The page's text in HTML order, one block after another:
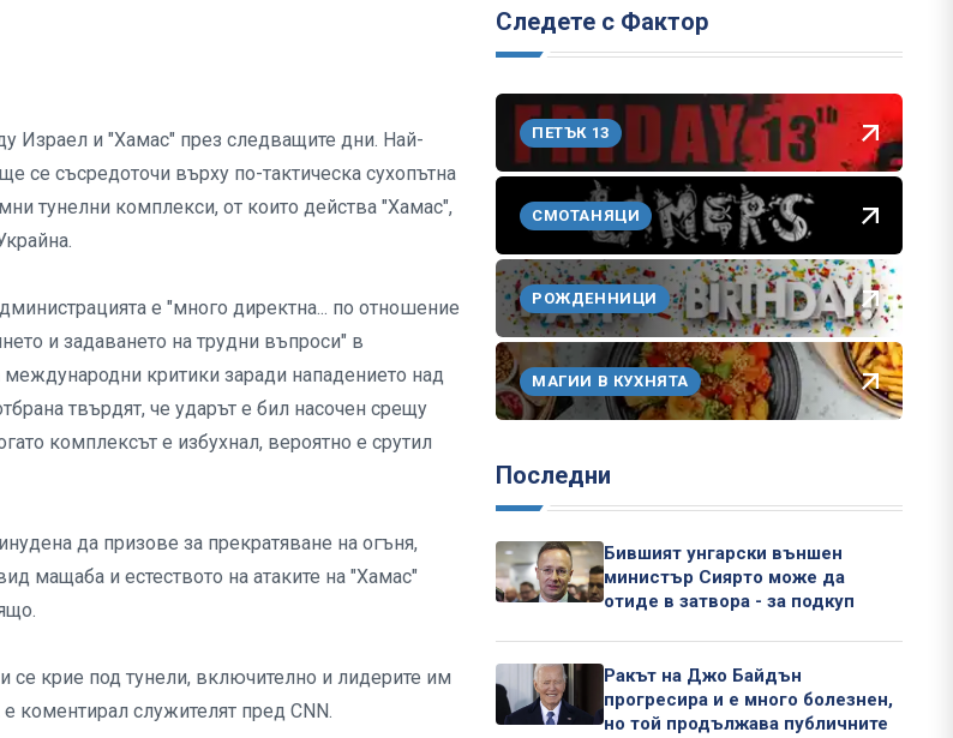
Израел и "Хамас" през следващите дни. Най-
съсредоточи върху по-тактическа сухопътна
тунелни комплекси, от които действа "Хамас",
е "много директна... по отношение
и задаването на трудни въпроси" в
критики заради нападението над
твърдят, че ударът е бил насочен срещу
комплексът е избухнал, вероятно е срутил
да призове за прекратяване на огъня,
мащаба и естеството на атаките на "Хамас"
крие под тунели, включително и лидерите им
коментирал служителят пред CNN.
Следете с Фактор
ПЕТЪК 13
СМОТАНЯЦИ
РОЖДЕННИЦИ
МАГИИ В КУХНЯТА
Последни
Бившият унгарски външен
министър Сиярто може да
отиде в затвора - за подкуп
Ракът на Джо Байдън
прогресира и е много болезнен,
но той продължава публичните